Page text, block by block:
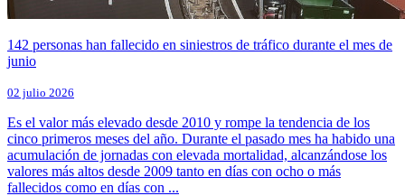
142 personas han fallecido en siniestros de tráfico durante el mes de
junio
02 julio 2026
Es el valor más elevado desde 2010 y rompe la tendencia de los
cinco primeros meses del año. Durante el pasado mes ha habido una
acumulación de jornadas con elevada mortalidad, alcanzándose los
valores más altos desde 2009 tanto en días con ocho o más
fallecidos como en días con ...